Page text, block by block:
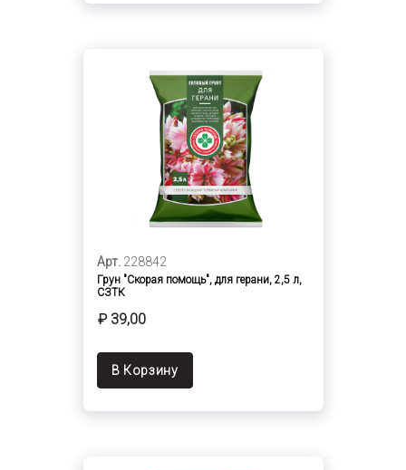
Арт. 228842
Грун "Скорая помощь", для герани, 2,5 л,
СЗТК
₽ 39,00
В Корзину